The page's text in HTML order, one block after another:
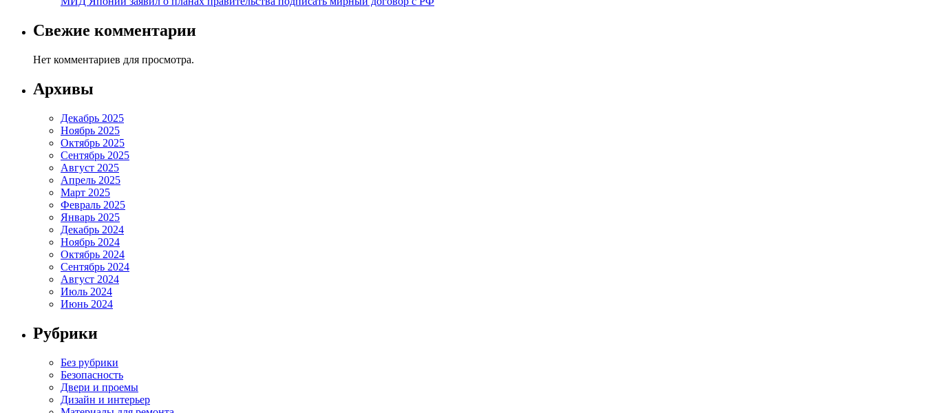
Свежие комментарии
Нет комментариев для просмотра.
Архивы
Декабрь 2025
Ноябрь 2025
Октябрь 2025
Сентябрь 2025
Август 2025
Апрель 2025
Март 2025
Февраль 2025
Январь 2025
Декабрь 2024
Ноябрь 2024
Октябрь 2024
Сентябрь 2024
Август 2024
Июль 2024
Июнь 2024
Рубрики
Без рубрики
Безопасность
Двери и проемы
Дизайн и интерьер